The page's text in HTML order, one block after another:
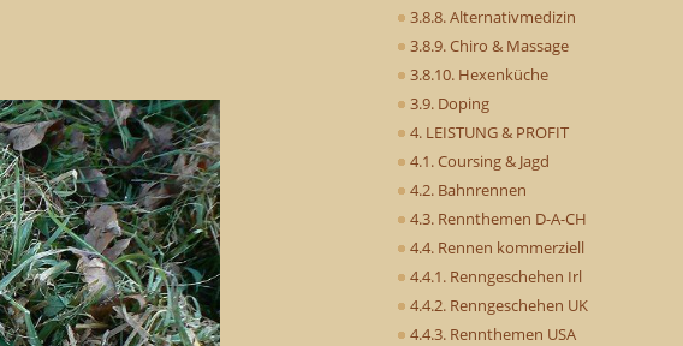
3.8.8. Alternativmedizin
3.8.9. Chiro & Massage
3.8.10. Hexenküche
3.9. Doping
4. LEISTUNG & PROFIT
4.1. Coursing & Jagd
4.2. Bahnrennen
4.3. Rennthemen D-A-CH
4.4. Rennen kommerziell
4.4.1. Renngeschehen Irl
4.4.2. Renngeschehen UK
4.4.3. Rennthemen USA